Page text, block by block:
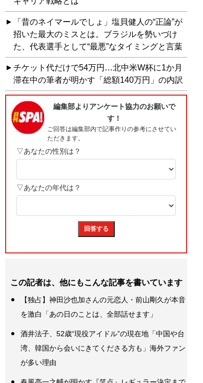
「昔のネイマールでしょ」塩貝健人の“正論”が
招いた最大のミスとは。ブラジルを勢いづけ
た、代表選手として“最悪”なタイミングと言葉
チケット代だけで54万円…北中米W杯に1か月
滞在中の筆者が明かす「総額140万円」の内訳
この記者は、他にもこんな記事を書いています
【独占】神田沙也加さんの元恋人・前山剛久が本音
を激白「あの日のことは、全部話せます」
酒井法子、52歳“現役アイドル”の現在地「中国や台
湾、韓国から会いにきてくださる方も」海外ファン
が多い理由